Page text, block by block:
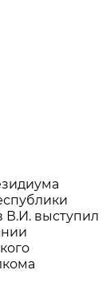
В.И. выступил